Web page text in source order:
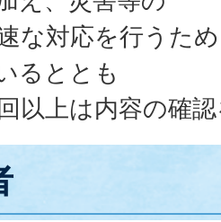
な対応を行うた
るととも
以上は内容の確